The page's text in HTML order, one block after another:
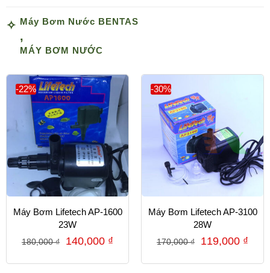
Máy Bơm Nước BENTAS
,
MÁY BƠM NƯỚC
-22%
Máy Bơm Lifetech AP-1600
23W
180,000₫ 140,000 ₫
-30%
Máy Bơm Lifetech AP-3100
28W
170,000₫ 119,000 ₫